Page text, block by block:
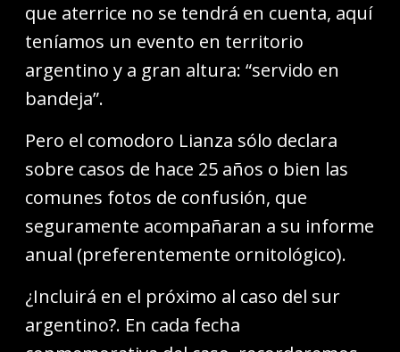
que aterrice no se tendrá en cuenta, aquí
teníamos un evento en territorio
argentino y a gran altura: “servido en
bandeja”.
Pero el comodoro Lianza sólo declara
sobre casos de hace 25 años o bien las
comunes fotos de confusión, que
seguramente acompañaran a su informe
anual (preferentemente ornitológico).
¿Incluirá en el próximo al caso del sur
argentino?. En cada fecha